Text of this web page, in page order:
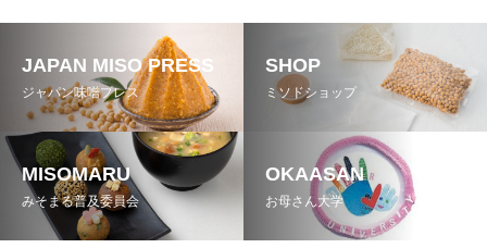
JAPAN MISO PRESS
ジャパン味噌プレス
SHOP
ミソドショップ
MISOMARU
みそまる普及委員会
OKAASAN
お母さん大学